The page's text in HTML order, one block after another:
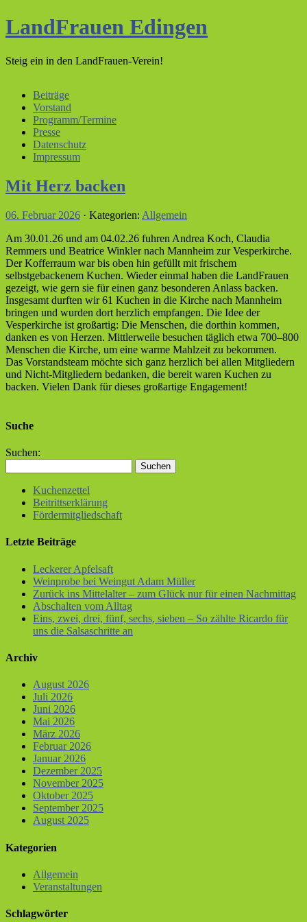
LandFrauen Edingen
Steig ein in den LandFrauen-Verein!
Beiträge
Vorstand
Programm/Termine
Presse
Datenschutz
Impressum
Mit Herz backen
06. Februar 2026 · Kategorien: Allgemein
Am 30.01.26 und am 04.02.26 fuhren Andrea Koch, Claudia
Remmers und Beatrice Winkler nach Mannheim zur Vesperkirche.
Der Kofferraum war bis oben hin gefüllt mit frischem
selbstgebackenem Kuchen. Wieder einmal haben die LandFrauen
gezeigt, wie gern sie für einen ganz besonderen Anlass backen.
Insgesamt durften wir 61 Kuchen in die Kirche nach Mannheim
bringen und wurden dort herzlich empfangen. Die Idee der
Vesperkirche ist großartig: Die Menschen, die dorthin kommen,
danken es von Herzen. Mittlerweile besuchen täglich etwa 700–800
Menschen die Kirche, um eine warme Mahlzeit zu bekommen.
Das Vorstandsteam möchte sich ganz herzlich bei allen Mitgliedern
und Nicht-Mitgliedern bedanken, die bereit waren Kuchen zu
backen. Vielen Dank für dieses großartige Engagement!
Suche
Suchen:
Kuchenzettel
Beitrittserklärung
Fördermitgliedschaft
Letzte Beiträge
Leckerer Apfelsaft
Weinprobe bei Weingut Adam Müller
Zurück ins Mittelalter – zum Glück nur für einen Nachmittag
Abschalten vom Alltag
Eins, zwei, drei, fünf, sechs, sieben – So zählte Ricardo für
uns die Salsaschritte an
Archiv
August 2026
Juli 2026
Juni 2026
Mai 2026
März 2026
Februar 2026
Januar 2026
Dezember 2025
November 2025
Oktober 2025
September 2025
August 2025
Kategorien
Allgemein
Veranstaltungen
Schlagwörter